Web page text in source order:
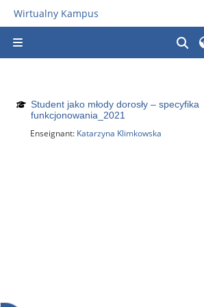
Passer au contenu principal
Wirtualny Kampus
Student jako młody dorosły – specyfika
funkcjonowania_2021
Enseignant: Katarzyna Klimkowska